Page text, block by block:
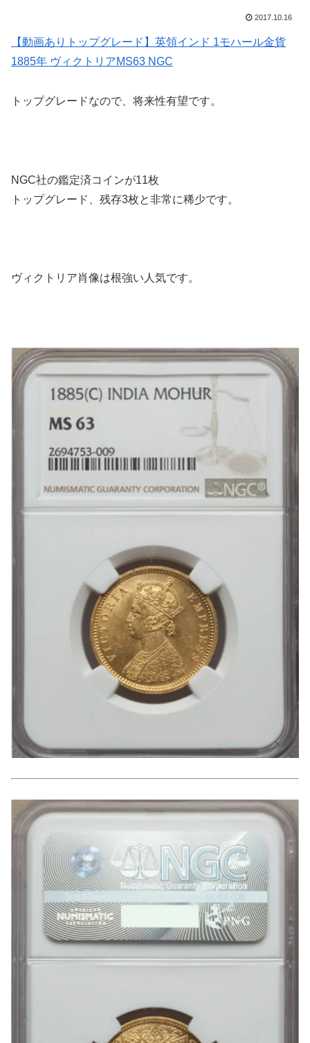
2017.10.16
【動画ありトップグレード】英領インド 1モハール金貨
1885年 ヴィクトリアMS63 NGC
トップグレードなので、将来性有望です。
NGC社の鑑定済コインが11枚
トップグレード、残存3枚と非常に稀少です。
ヴィクトリア肖像は根強い人気です。